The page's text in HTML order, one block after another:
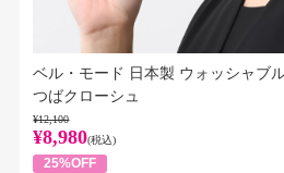
ベル・モード 日本製 ウォッシャブ
つばクローシュ
¥12,100
¥8,980(税込)
25%OFF